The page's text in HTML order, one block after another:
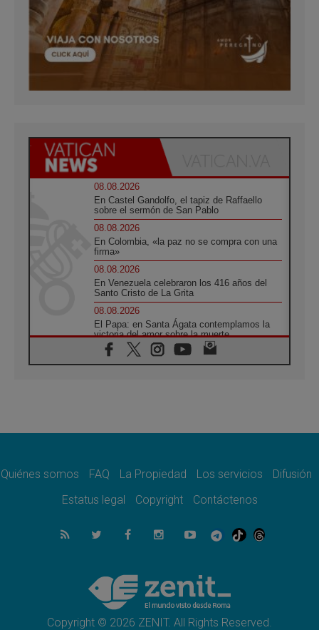
08.08.2026
En Castel Gandolfo, el tapiz de Raffaello
sobre el sermón de San Pablo
08.08.2026
En Colombia, «la paz no se compra con una
firma»
08.08.2026
En Venezuela celebraron los 416 años del
Santo Cristo de La Grita
08.08.2026
El Papa: en Santa Ágata contemplamos la
victoria del amor sobre la muerte
08.08.2026
León XIV visitará el Santuario de la Madre
07.08.2026
07.08.2026
el compromiso del cristiano"
La matanza de niños en Gaza no cesa: 300
muertos en 300 días
Tagle: La guerra desfigura el mundo, solo la
revelación de Dios lo transfigura
Quiénes somos FAQ La Propiedad Los servicios
Difusión
Estatus legal
Copyright Contáctenos
Copyright © 2026 ZENIT. All Rights Reserved.